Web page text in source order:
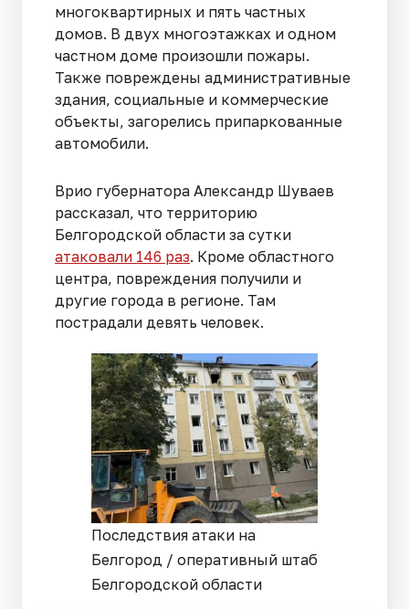
многоквартирных и пять частных
домов. В двух многоэтажках и одном
частном доме произошли пожары.
Также повреждены административные
здания, социальные и коммерческие
объекты, загорелись припаркованные
автомобили.
Врио губернатора Александр Шуваев
рассказал, что территорию
Белгородской области за сутки
атаковали 146 раз. Кроме областного
центра, повреждения получили и
другие города в регионе. Там
пострадали девять человек.
Последствия атаки на
Белгород / оперативный штаб
Белгородской области